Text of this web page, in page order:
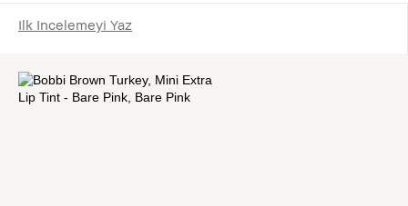
Ilk Incelemeyi Yaz